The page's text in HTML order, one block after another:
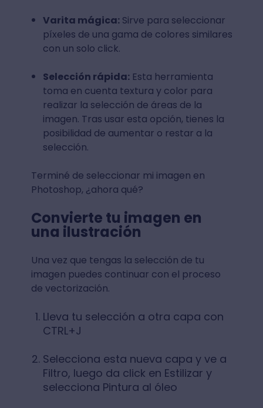
Varita mágica:Sirve para seleccionar
píxeles de una gama de colores similares
con un solo click.
Selección rápida:Esta herramienta
toma en cuenta textura y color para
realizar la selección de áreas de la
imagen. Tras usar esta opción, tienes la
posibilidad de aumentar o restar a la
selección.
Terminé de seleccionar mi imagen en
Photoshop, ¿ahora qué?
Convierte tu imagen en
una ilustración
Una vez que tengas la selección de tu
imagen puedes continuar con el proceso
de vectorización.
Lleva tu selección a otra capa con
CTRL+J
Selecciona esta nueva capa y ve a
Filtro, luego da click en Estilizar y
selecciona Pintura al óleo